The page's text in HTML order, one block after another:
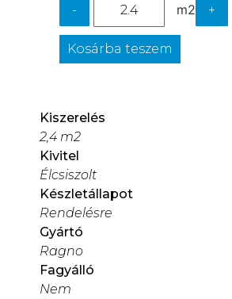
- m2 +
Kosárba teszem
Kiszerelés
2,4 m2
Kivitel
Élcsiszolt
Készletállapot
Rendelésre
Gyártó
Ragno
Fagyálló
Nem